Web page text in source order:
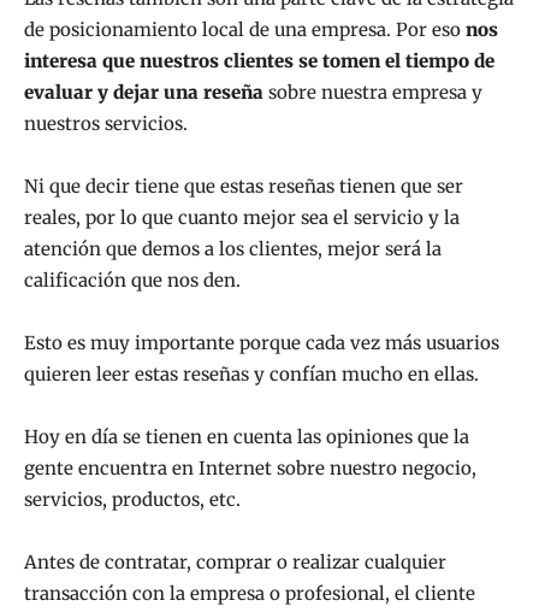
de posicionamiento local de una empresa. Por eso nos
interesa que nuestros clientes se tomen el tiempo de
evaluar y dejar una reseña sobre nuestra empresa y
nuestros servicios.
Ni que decir tiene que estas reseñas tienen que ser
reales, por lo que cuanto mejor sea el servicio y la
atención que demos a los clientes, mejor será la
calificación que nos den.
Esto es muy importante porque cada vez más usuarios
quieren leer estas reseñas y confían mucho en ellas.
Hoy en día se tienen en cuenta las opiniones que la
gente encuentra en Internet sobre nuestro negocio,
servicios, productos, etc.
Antes de contratar, comprar o realizar cualquier
transacción con la empresa o profesional, el cliente